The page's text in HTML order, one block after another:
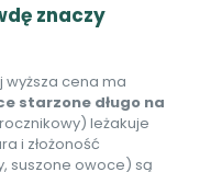
znaczy
wyższa cena ma
starzone długo na
leżakuje
i złożoność
suszone owoce) są